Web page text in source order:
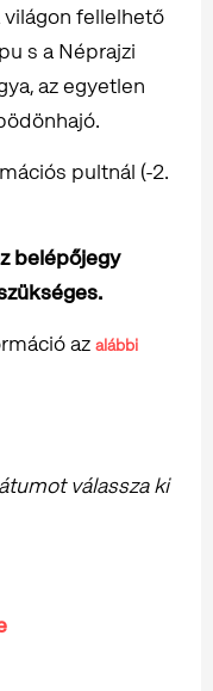
fellelhető
s a Néprajzi
az egyetlen
pultnál (-2.
belépőjegy
az alábbi
válassza ki